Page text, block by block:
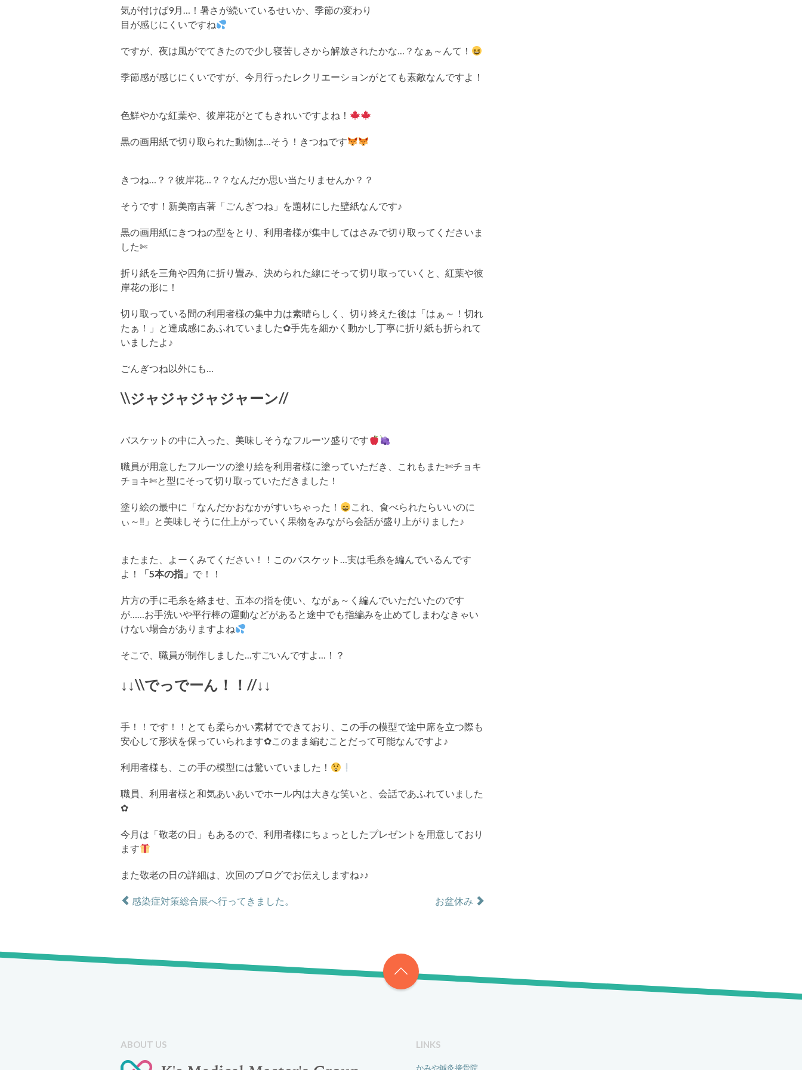
気が付けば9月…！暑さが続いているせいか、季節の変わり
目が感じにくいですね
ですが、夜は風がでてきたので少し寝苦しさから解放されたかな…？なぁ～んて！
季節感が感じにくいですが、今月行ったレクリエーションがとても素敵なんですよ！
色鮮やかな紅葉や、彼岸花がとてもきれいですよね！
黒の画用紙で切り取られた動物は…そう！きつねです
きつね…？？彼岸花…？？なんだか思い当たりませんか？？
そうです！新美南吉著「ごんぎつね」を題材にした壁紙なんです♪
黒の画用紙にきつねの型をとり、利用者様が集中してはさみで切り取ってくださいま
した✄
折り紙を三角や四角に折り畳み、決められた線にそって切り取っていくと、紅葉や彼
岸花の形に！
切り取っている間の利用者様の集中力は素晴らしく、切り終えた後は「はぁ～！切れ
たぁ！」と達成感にあふれていました✿手先を細かく動かし丁寧に折り紙も折られて
いましたよ♪
ごんぎつね以外にも…
\\ジャジャジャジャーン//
バスケットの中に入った、美味しそうなフルーツ盛りです
職員が用意したフルーツの塗り絵を利用者様に塗っていただき、これもまた✄チョキ
チョキ✄と型にそって切り取っていただきました！
塗り絵の最中に「なんだかおなかがすいちゃった！
これ、食べられたらいいのに
ぃ～‼」と美味しそうに仕上がっていく果物をみながら会話が盛り上がりました♪
またまた、よーくみてください！！このバスケット…実は毛糸を編んでいるんです
よ！
「5本の指」 で！！
片方の手に毛糸を絡ませ、五本の指を使い、ながぁ～く編んでいただいたのです
が……お手洗いや平行棒の運動などがあると途中でも指編みを止めてしまわなきゃい
けない場合がありますよね
そこで、職員が制作しました…すごいんですよ…！？
↓↓\\でっでーん！！//↓↓
手！！です！！とても柔らかい素材でできており、この手の模型で途中席を立つ際も
安心して形状を保っていられます✿このまま編むことだって可能なんですよ♪
利用者様も、この手の模型には驚いていました！
職員、利用者様と和気あいあいでホール内は大きな笑いと、会話であふれていました
✿
今月は「敬老の日」もあるので、利用者様にちょっとしたプレゼントを用意しており
ます
また敬老の日の詳細は、次回のブログでお伝えしますね♪♪
感染症対策総合展へ行ってきました。 お盆休み
ABOUT US LINKS
かみや鍼灸接骨院